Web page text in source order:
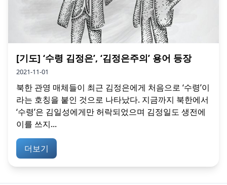
[기도] ‘수령 김정은’, ‘김정은주의’ 용어 등장
2021-11-01
북한 관영 매체들이 최근 김정은에게 처음으로 ‘수령’이
라는 호칭을 붙인 것으로 나타났다. 지금까지 북한에서
‘수령’은 김일성에게만 허락되었으며 김정일도 생전에
이를 쓰지...
더보기